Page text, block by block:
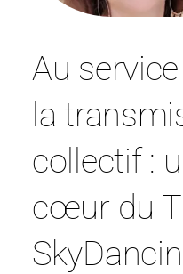
Au
la
collectif :
cœur du